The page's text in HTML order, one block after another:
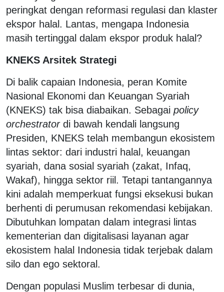
peringkat dengan reformasi regulasi dan klaster
ekspor halal. Lantas, mengapa Indonesia
masih tertinggal dalam ekspor produk halal?
KNEKS Arsitek Strategi
Di balik capaian Indonesia, peran Komite
Nasional Ekonomi dan Keuangan Syariah
(KNEKS) tak bisa diabaikan. Sebagai policy
orchestratordi bawah kendali langsung
Presiden, KNEKS telah membangun ekosistem
lintas sektor: dari industri halal, keuangan
syariah, dana sosial syariah (zakat, Infaq,
Wakaf), hingga sektor riil. Tetapi tantangannya
kini adalah memperkuat fungsi eksekusi bukan
berhenti di perumusan rekomendasi kebijakan.
Dibutuhkan lompatan dalam integrasi lintas
kementerian dan digitalisasi layanan agar
ekosistem halal Indonesia tidak terjebak dalam
silo dan ego sektoral.
Dengan populasi Muslim terbesar di dunia,